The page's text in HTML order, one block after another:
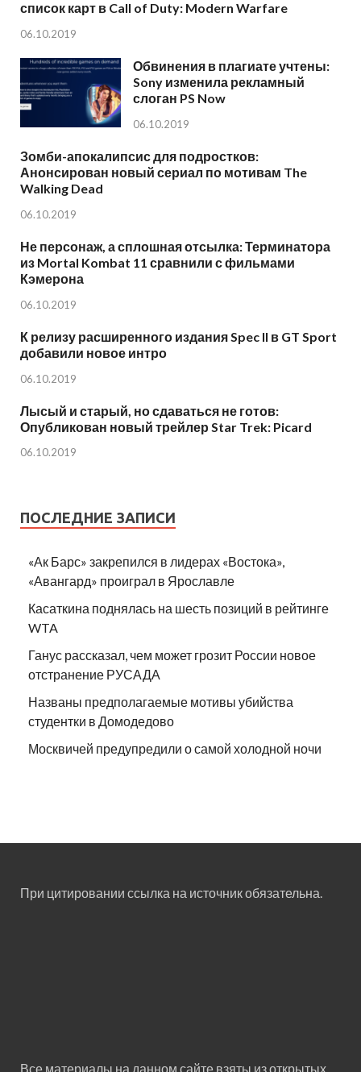
список карт в Call of Duty: Modern Warfare
06.10.2019
Обвинения в плагиате учтены:
Sony изменила рекламный
слоган PS Now
06.10.2019
Зомби-апокалипсис для подростков:
Анонсирован новый сериал по мотивам The
Walking Dead
06.10.2019
Не персонаж, а сплошная отсылка: Терминатора
из Mortal Kombat 11 сравнили с фильмами
Кэмерона
06.10.2019
К релизу расширенного издания Spec II в GT Sport
добавили новое интро
06.10.2019
Лысый и старый, но сдаваться не готов:
Опубликован новый трейлер Star Trek: Picard
06.10.2019
ПОСЛЕДНИЕ ЗАПИСИ
«Ак Барс» закрепился в лидерах «Востока»,
«Авангард» проиграл в Ярославле
Касаткина поднялась на шесть позиций в рейтинге
WTA
Ганус рассказал, чем может грозит России новое
отстранение РУСАДА
Названы предполагаемые мотивы убийства
студентки в Домодедово
Москвичей предупредили о самой холодной ночи
При цитировании ссылка на источник обязательна.
Все материалы на данном сайте взяты из открытых